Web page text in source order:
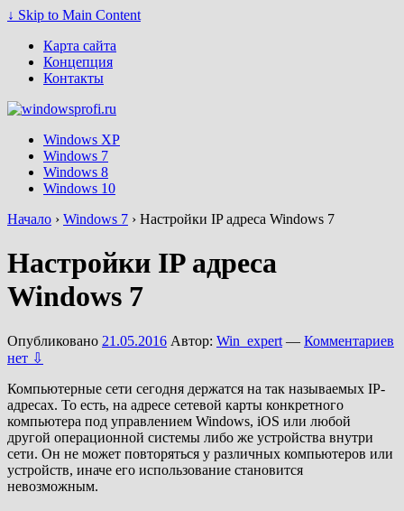
↓ Skip to Main Content
Карта сайта
Концепция
Контакты
Windows XP
Windows 7
Windows 8
Windows 10
Начало › Windows 7 › Настройки IP адреса Windows 7
Настройки IP адреса
Windows 7
Опубликовано 21.05.2016 Автор: Win_expert — Комментариев
нет ⇩
Компьютерные сети сегодня держатся на так называемых IP-
адресах. То есть, на адресе сетевой карты конкретного
компьютера под управлением Windows, iOS или любой
другой операционной системы либо же устройства внутри
сети. Он не может повторяться у различных компьютеров или
устройств, иначе его использование становится
невозможным.